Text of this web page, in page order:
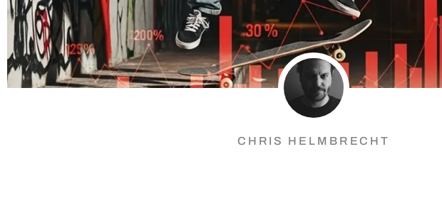
CHRIS HELMBRECHT